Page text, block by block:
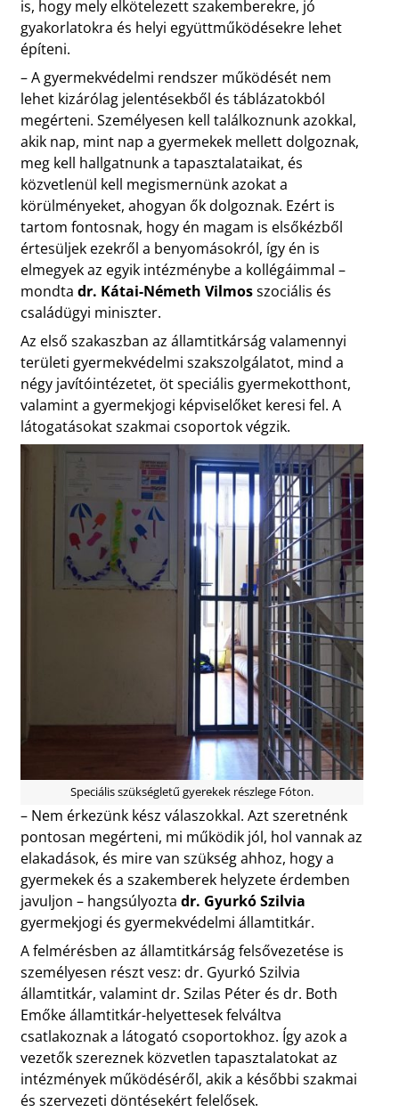
is, hogy mely elkötelezett szakemberekre, jó
gyakorlatokra és helyi együttműködésekre lehet
építeni.
– A gyermekvédelmi rendszer működését nem
lehet kizárólag jelentésekből és táblázatokból
megérteni. Személyesen kell találkoznunk azokkal,
akik nap, mint nap a gyermekek mellett dolgoznak,
meg kell hallgatnunk a tapasztalataikat, és
közvetlenül kell megismernünk azokat a
körülményeket, ahogyan ők dolgoznak. Ezért is
tartom fontosnak, hogy én magam is elsőkézből
értesüljek ezekről a benyomásokról, így én is
elmegyek az egyik intézménybe a kollégáimmal –
mondta dr. Kátai-Németh Vilmosszociális és
családügyi miniszter.
Az első szakaszban az államtitkárság valamennyi
területi gyermekvédelmi szakszolgálatot, mind a
négy javítóintézetet, öt speciális gyermekotthont,
valamint a gyermekjogi képviselőket keresi fel. A
látogatásokat szakmai csoportok végzik.
Speciális szükségletű gyerekek részlege Fóton.
– Nem érkezünk kész válaszokkal. Azt szeretnénk
pontosan megérteni, mi működik jól, hol vannak az
elakadások, és mire van szükség ahhoz, hogy a
gyermekek és a szakemberek helyzete érdemben
javuljon – hangsúlyozta dr. Gyurkó Szilvia
gyermekjogi és gyermekvédelmi államtitkár.
A felmérésben az államtitkárság felsővezetése is
személyesen részt vesz: dr. Gyurkó Szilvia
államtitkár, valamint dr. Szilas Péter és dr. Both
Emőke államtitkár-helyettesek felváltva
csatlakoznak a látogató csoportokhoz. Így azok a
vezetők szereznek közvetlen tapasztalatokat az
intézmények működéséről, akik a későbbi szakmai
és szervezeti döntésekért felelősek.